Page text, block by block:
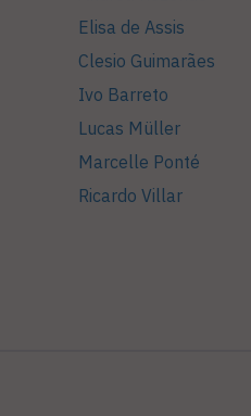
Elisa de Assis
Clesio Guimarães
Ivo Barreto
Lucas Müller
Marcelle Ponté
Ricardo Villar